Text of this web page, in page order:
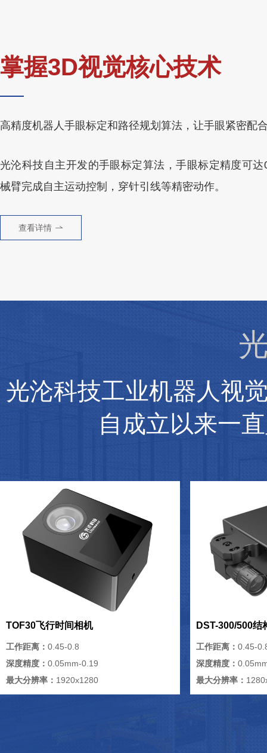
掌握3D视觉核心技术
高精度机器人手眼标定和路径规划算法，让手眼紧密配
光沦科技自主开发的手眼标定算法，手眼标定精度可
械臂完成自主运动控制，穿针引线等精密动作。
查看详情
光沦科技工业机器人视
自成立以来一
TOF30飞行时间相机
工作距离： 0.45-0.8
深度精度： 0.05mm-0.19
最大分辨率： 1920x1280
DST-300/500结
工作距离：0.45-
深度精度：
最大分辨率：